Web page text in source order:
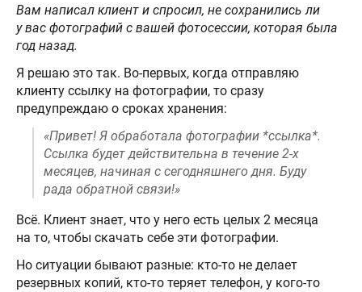
Вам написал клиент и спросил, не сохранились ли
у вас фотографий с вашей фотосессии, которая была
год назад.
Я решаю это так. Во-первых, когда отправляю
клиенту ссылку на фотографии, то сразу
предупреждаю о сроках хранения:
«Привет! Я обработала фотографии *ссылка*.
Ссылка будет действительна в течение 2-х
месяцев, начиная с сегодняшнего дня. Буду
рада обратной связи!»
Всё. Клиент знает, что у него есть целых 2 месяца
на то, чтобы скачать себе эти фотографии.
Но ситуации бывают разные: кто-то не делает
резервных копий, кто-то теряет телефон, у кого-то